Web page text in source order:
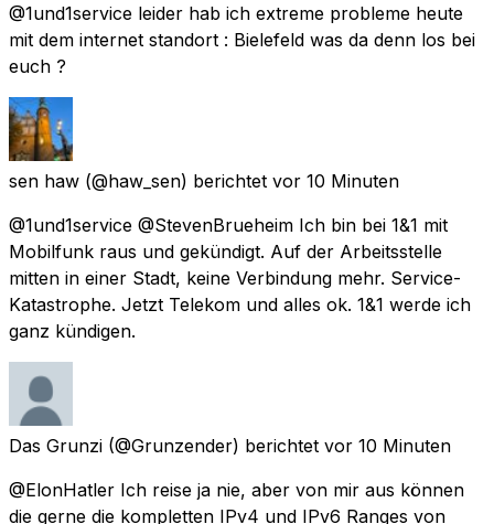
@1und1service leider hab ich extreme probleme heute
mit dem internet standort : Bielefeld was da denn los bei
euch ?
sen haw (@haw_sen) berichtet vor 10 Minuten
@1und1service @StevenBrueheim Ich bin bei 1&1 mit
Mobilfunk raus und gekündigt. Auf der Arbeitsstelle
mitten in einer Stadt, keine Verbindung mehr. Service-
Katastrophe. Jetzt Telekom und alles ok. 1&1 werde ich
ganz kündigen.
Das Grunzi (@Grunzender) berichtet vor 10 Minuten
@ElonHatler Ich reise ja nie, aber von mir aus können
die gerne die kompletten IPv4 und IPv6 Ranges von